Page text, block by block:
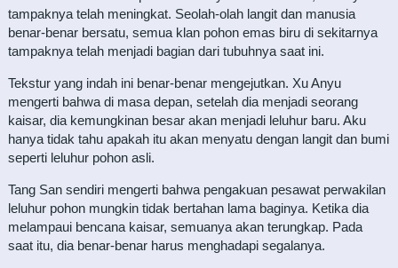
tampaknya telah meningkat. Seolah-olah langit dan manusia
benar-benar bersatu, semua klan pohon emas biru di sekitarnya
tampaknya telah menjadi bagian dari tubuhnya saat ini.
Tekstur yang indah ini benar-benar mengejutkan. Xu Anyu
mengerti bahwa di masa depan, setelah dia menjadi seorang
kaisar, dia kemungkinan besar akan menjadi leluhur baru. Aku
hanya tidak tahu apakah itu akan menyatu dengan langit dan bumi
seperti leluhur pohon asli.
Tang San sendiri mengerti bahwa pengakuan pesawat perwakilan
leluhur pohon mungkin tidak bertahan lama baginya. Ketika dia
melampaui bencana kaisar, semuanya akan terungkap. Pada
saat itu, dia benar-benar harus menghadapi segalanya.